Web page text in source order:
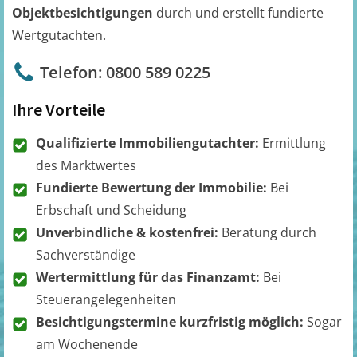
Objektbesichtigungen durch und erstellt fundierte
Wertgutachten.
Telefon: 0800 589 0225
Ihre Vorteile
Qualifizierte Immobiliengutachter: Ermittlung
des Marktwertes
Fundierte Bewertung der Immobilie: Bei
Erbschaft und Scheidung
Unverbindliche & kostenfrei: Beratung durch
Sachverständige
Wertermittlung für das Finanzamt: Bei
Steuerangelegenheiten
Besichtigungstermine kurzfristig möglich: Sogar
am Wochenende